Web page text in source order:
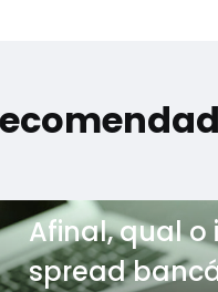
Afinal, qual
spread